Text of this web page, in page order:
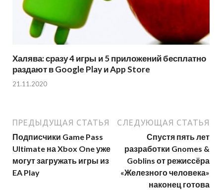
Халява: сразу 4 игры и 5 приложений бесплатно
раздают в Google Play и App Store
21.11.2020
ПРЕДЫДУЩАЯ СТАТЬЯ
Подписчики Game Pass
Ultimate на Xbox One уже
могут загружать игры из
EA Play
СЛЕДУЮЩАЯ СТАТЬЯ
Спустя пять лет
разработки Gnomes &
Goblins от режиссёра
«Железного человека»
наконец готова